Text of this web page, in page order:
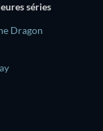
séries
Dragon